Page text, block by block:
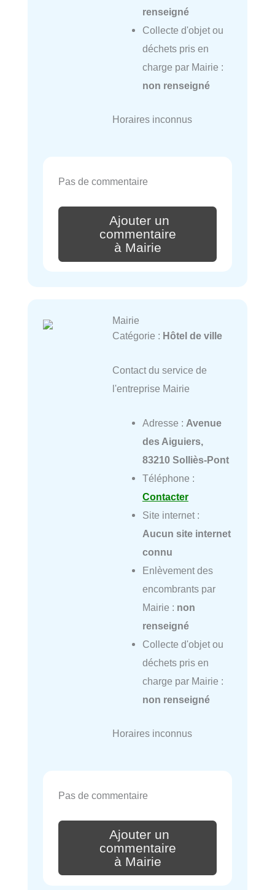
renseigné
Collecte d'objet ou
déchets pris en
charge par Mairie :
non renseigné
Horaires inconnus
Pas de commentaire
Ajouter un
commentaire
à Mairie
Mairie
Catégorie : Hôtel de ville
Contact du service de
l'entreprise Mairie
Adresse : Avenue
des Aiguiers,
83210 Solliès-Pont
Téléphone :
Contacter
Site internet :
Aucun site internet
connu
Enlèvement des
encombrants par
Mairie : non
renseigné
Collecte d'objet ou
déchets pris en
charge par Mairie :
non renseigné
Horaires inconnus
Pas de commentaire
Ajouter un
commentaire
à Mairie